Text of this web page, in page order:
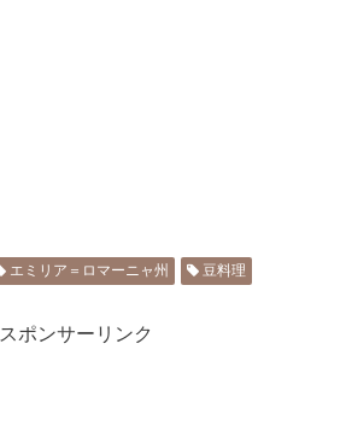
エミリア＝ロマーニャ州 豆料理
スポンサーリンク